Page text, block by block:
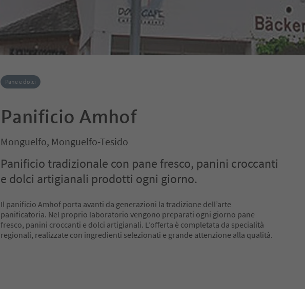
Pane e dolci
Panificio Amhof
Monguelfo, Monguelfo-Tesido
Panificio tradizionale con pane fresco, panini croccanti
e dolci artigianali prodotti ogni giorno.
Il panificio Amhof porta avanti da generazioni la tradizione dell’arte
panificatoria. Nel proprio laboratorio vengono preparati ogni giorno pane
fresco, panini croccanti e dolci artigianali. L’offerta è completata da specialità
regionali, realizzate con ingredienti selezionati e grande attenzione alla qualità.